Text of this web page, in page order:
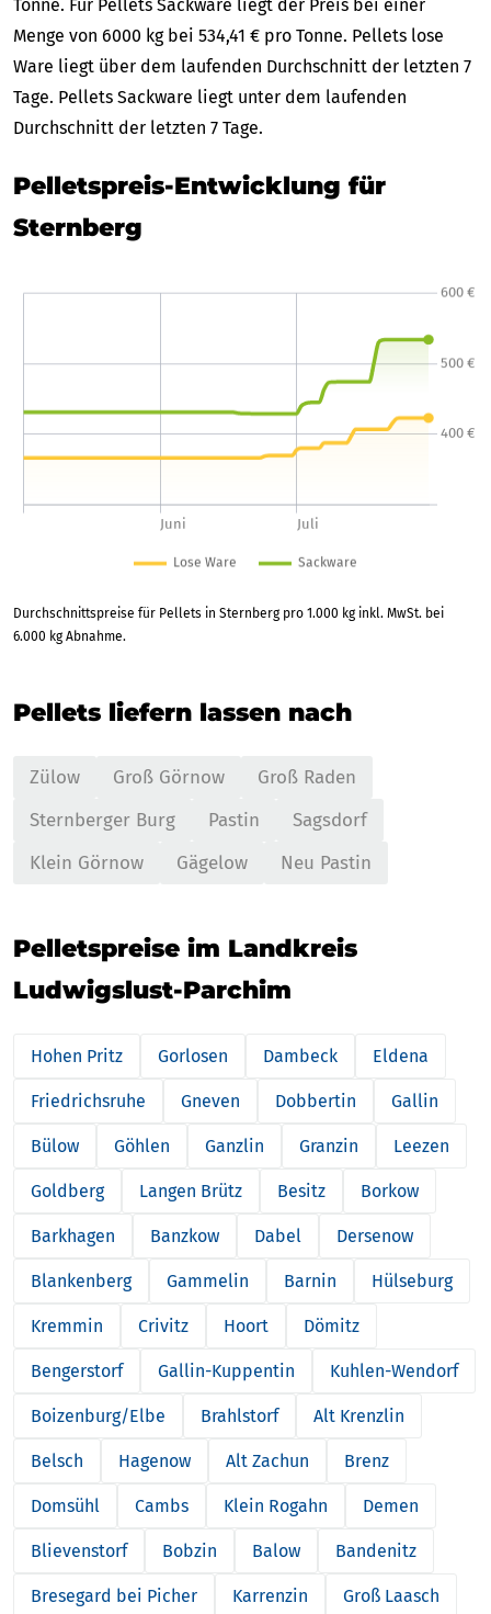
Tonne. Für Pellets Sackware liegt der Preis bei einer
Menge von 6000 kg bei 534,41 € pro Tonne. Pellets lose
Ware liegt über dem laufenden Durchschnitt der letzten 7
Tage. Pellets Sackware liegt unter dem laufenden
Durchschnitt der letzten 7 Tage.
Pelletspreis-Entwicklung für
Sternberg
Durchschnittspreise für Pellets in Sternberg pro 1.000 kg inkl. MwSt. bei
6.000 kg Abnahme.
Pellets liefern lassen nach
Zülow Groß Görnow
Groß Raden
Sternberger Burg
Pastin
Sagsdorf
Klein Görnow
Gägelow Neu Pastin
Pelletspreise im Landkreis
Ludwigslust-Parchim
Hohen Pritz Gorlosen Dambeck Eldena
Friedrichsruhe Gneven Dobbertin Gallin
Bülow Göhlen Ganzlin Granzin Leezen
Goldberg Langen Brütz Besitz Borkow
Barkhagen Banzkow Dabel Dersenow
Blankenberg Gammelin Barnin Hülseburg
Kremmin Crivitz Hoort Dömitz
Bengerstorf Gallin-Kuppentin Kuhlen-Wendorf
Boizenburg/Elbe Brahlstorf Alt Krenzlin
Belsch Hagenow Alt Zachun Brenz
Domsühl Cambs Klein Rogahn Demen
Blievenstorf Bobzin Balow Bandenitz
Bresegard bei Picher Karrenzin Groß Laasch